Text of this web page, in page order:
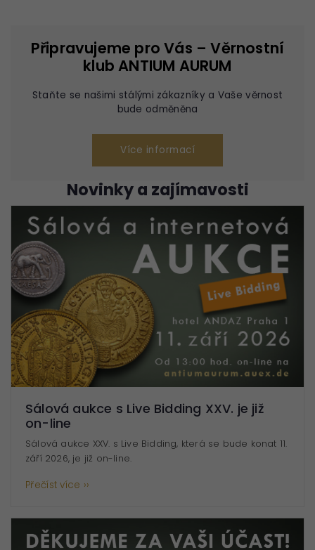
Připravujeme pro Vás – Věrnostní
klub ANTIUM AURUM
Staňte se našimi stálými zákazníky a Vaše věrnost
bude odměněna
Více informací
Novinky a zajímavosti
Sálová aukce s Live Bidding XXV. je již
on-line
Sálová aukce XXV. s Live Bidding, která se bude konat 11.
září 2026, je již on-line.
Přečíst více ››